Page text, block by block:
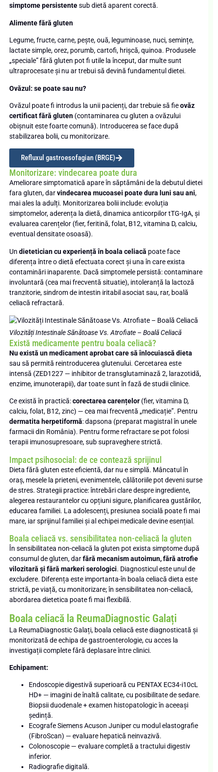
simptome persistentesub dietă aparent corectă.
Alimente fără gluten
Legume, fructe, carne, pește, ouă, leguminoase, nuci, semințe,
lactate simple, orez, porumb, cartofi, hrișcă, quinoa. Produsele
„speciale” fără gluten pot fi utile la început, dar multe sunt
ultraprocesate și nu ar trebui să devină fundamentul dietei.
Ovăzul: se poate sau nu?
Ovăzul poate fi introdus la unii pacienți, dar trebuie să fieovăz
certificat fără gluten(contaminarea cu gluten a ovăzului
obișnuit este foarte comună). Introducerea se face după
stabilizarea bolii, cu monitorizare.
Refluxul gastroesofagian (BRGE)
Monitorizare: vindecarea poate dura
Ameliorare simptomatică apare în săptămâni de la debutul dietei
fara gluten, darvindecarea mucoasei poate dura luni sau ani,
mai ales la adulți. Monitorizarea bolii include: evoluția
simptomelor, aderența la dietă, dinamica anticorpilor tTG-IgA, și
evaluarea carențelor (fier, feritină, folat, B12, vitamina D, calciu,
eventual densitate osoasă).
Un dietetician cu experiență în boala celiacă poate face
diferența între o dietă efectuata corect și una în care exista
contaminări inaparente. Dacă simptomele persistă: contaminare
involuntară (cea mai frecventă situatie), intoleranță la lactoză
tranzitorie, sindrom de intestin iritabil asociat sau, rar, boală
celiacă refractară.
Vilozități Intestinale Sănătoase Vs. Atrofiate – Boală Celiacă
Există medicamente pentru boala celiacă?
Nu există un medicament aprobat care să înlocuiască dieta
sau să permită reintroducerea glutenului. Cercetarea este
intensă (ZED1227 — inhibitor de transglutaminază 2, larazotidă,
enzime, imunoterapii), dar toate sunt în fază de studii clinice.
Ce există în practică:corectarea carențelor(fier, vitamina D,
calciu, folat, B12, zinc) — cea mai frecventă „medicație”. Pentru
dermatita herpetiformă: dapsona (preparat magistral în unele
farmacii din România). Pentru forme refractare se pot folosi
terapii imunosupresoare, sub supraveghere strictă.
Impact psihosocial: de ce contează sprijinul
Dieta fără gluten este eficientă, dar nu e simplă. Mâncatul în
oraș, mesele la prieteni, evenimentele, călătoriile pot deveni surse
de stres. Strategii practice: întrebări clare despre ingrediente,
alegerea restaurantelor cu opțiuni sigure, planificarea gustărilor,
educarea familiei. La adolescenți, presiunea socială poate fi mai
mare, iar sprijinul familiei și al echipei medicale devine esențial.
Boala celiacă vs. sensibilitatea non-celiacă la gluten
În sensibilitatea non-celiacă la gluten pot exista simptome după
consumul de gluten, darfără mecanism autoimun, fără atrofie
vilozitară și fără markeri serologici. Diagnosticul este unul de
excludere. Diferența este importanta-în boala celiacă dieta este
strictă, pe viață, cu monitorizare; în sensibilitatea non-celiacă,
abordarea dietetica poate fi mai flexibilă.
Boala celiacă la ReumaDiagnostic Galați
La ReumaDiagnostic Galați, boala celiacă este diagnosticată și
monitorizată de echipa de gastroenterologie, cu acces la
investigații complete fără deplasare între clinici.
Echipament:
Endoscopie digestivă superioară cu PENTAX EC34-i10cL
HD+ — imagini de înaltă calitate, cu posibilitate de sedare.
Biopsii duodenale + examen histopatologic în aceeași
ședință.
Ecografe Siemens Acuson Juniper cu modul elastografie
(FibroScan) — evaluare hepatică neinvazivă.
Colonoscopie — evaluare completă a tractului digestiv
inferior.
Radiografie digitală.